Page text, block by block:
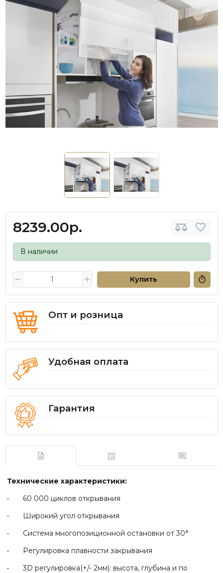
8239.00р.
В наличии
Купить
Опт и розница
Удобная оплата
Гарантия
Технические характеристики:
• 60 000 циклов открывания
• Широкий угол открывания
• Система многопозиционной остановки от 30°
• Регулировка плавности закрывания
• 3D регулировка(+/- 2мм): высота, глубина и по